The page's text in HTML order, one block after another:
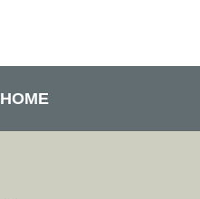
HOME